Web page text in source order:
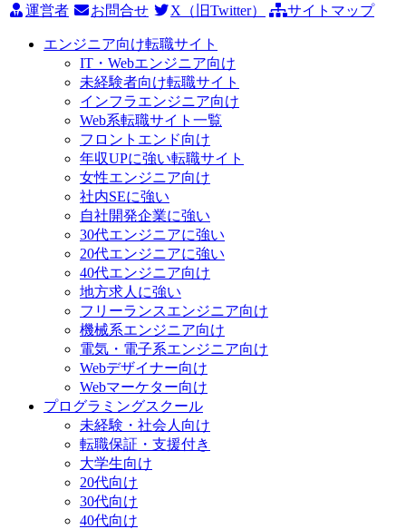
運営者 お問合せ X（旧Twitter） サイトマップ
エンジニア向け転職サイト
IT・Webエンジニア向け
未経験者向け転職サイト
インフラエンジニア向け
Web系転職サイト一覧
フロントエンド向け
年収UPに強い転職サイト
女性エンジニア向け
社内SEに強い
自社開発企業に強い
30代エンジニアに強い
20代エンジニアに強い
40代エンジニア向け
地方求人に強い
フリーランスエンジニア向け
機械系エンジニア向け
電気・電子系エンジニア向け
Webデザイナー向け
Webマーケター向け
プログラミングスクール
未経験・社会人向け
転職保証・支援付き
大学生向け
20代向け
30代向け
40代向け